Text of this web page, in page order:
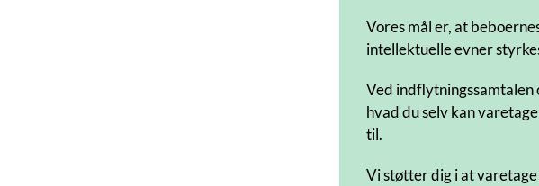
Vores mål er, at
intellektuelle evner
Ved
hvad du selv kan
til.
Vi støtter dig i at varetage